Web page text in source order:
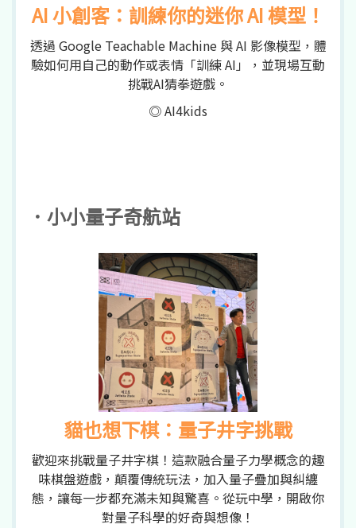
AI 小創客：訓練你的迷你 AI 模型！
透過 Google Teachable Machine 與 AI 影像模型，體
驗如何用自己的動作或表情「訓練 AI」，並現場互動
挑戰AI猜拳遊戲。
◎ AI4kids
．小小量子奇航站
貓也想下棋：量子井字挑戰
歡迎來挑戰量子井字棋！這款融合量子力學概念的趣
味棋盤遊戲，顛覆傳統玩法，加入量子疊加與糾纏
態，讓每一步都充滿未知與驚喜。從玩中學，開啟你
對量子科學的好奇與想像！